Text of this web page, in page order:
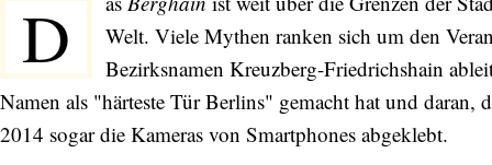
D
Welt. Viele Mythen ranken sich um den
Bezirksnamen Kreuzberg-Friedrichshain
Namen als "härteste Tür Berlins" gemacht hat und
2014 sogar die Kameras von Smartphones abgeklebt.